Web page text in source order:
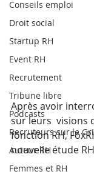
Conseils emploi
Droit social
Startup RH
Event RH
Recrutement
Tribune libre
Podcasts
Recruteurs sur le
Auteur RH
Femmes et RH
Après avoir
sur leurs  visions
fonction RH,
nouvelle étude